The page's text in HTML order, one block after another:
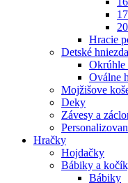
Hracie
Detské hniezda
Okrúhle
Oválne
Mojžišove
Deky
Závesy a
Hračky
Hojdačky
Bábiky a
Bábiky